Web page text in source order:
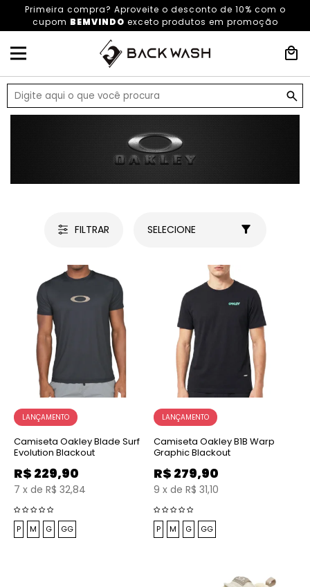
Primeira compra? Aproveite o desconto de 10% com o
cupom BEMVINDO exceto produtos em promoção
HOME OAKLEY
FILTRAR SELECIONE
Camiseta Oakley Blade Surf
Evolution Blackout
R$ 229,90
7 x de R$ 32,84
P M G GG
Camiseta Oakley B1B Warp
Graphic Blackout
R$ 279,90
9 x de R$ 31,10
P M G GG